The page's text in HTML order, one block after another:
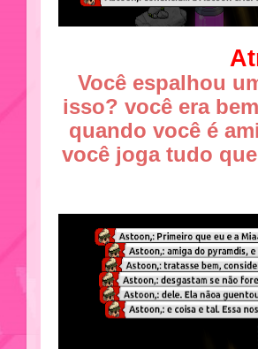
Você espalhou
isso? você era
quando você é
você joga tudo